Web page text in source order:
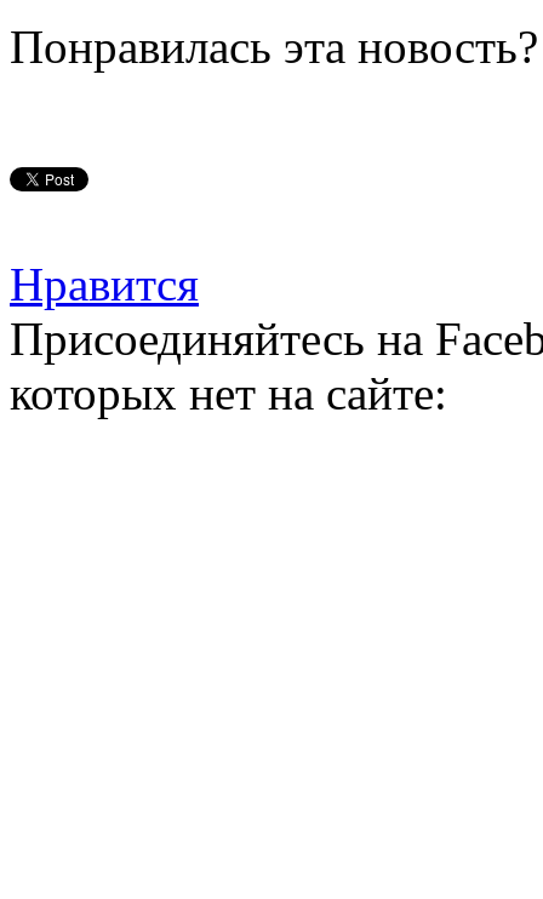
Понравилась эта
Нравится
Присоединяйтесь на
которых нет на сайте: